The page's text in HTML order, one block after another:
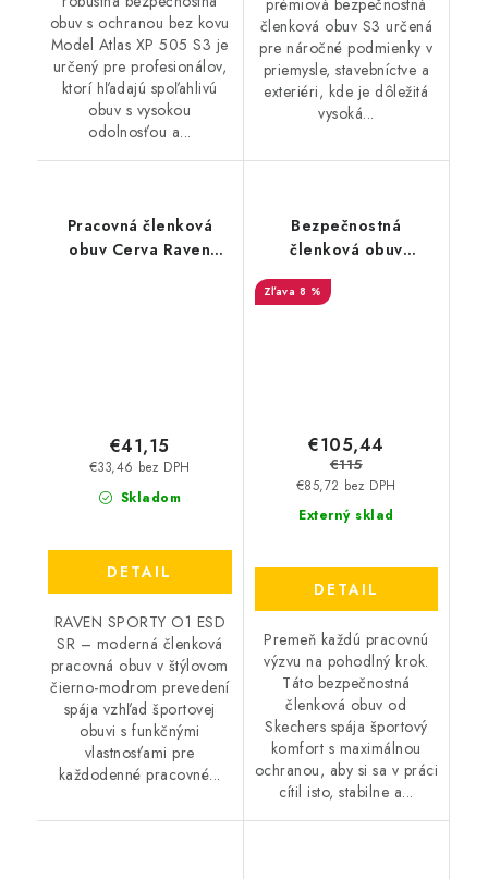
obuv s ochranou bez kovu
Model Atlas XP 505 S3 je
určený pre profesionálov,
ktorí hľadajú spoľahlivú
obuv s vysokou
odolnosťou a...
prémiová bezpečnostná
členková obuv S3 určená
pre náročné podmienky v
priemysle, stavebníctve a
exteriéri, kde je dôležitá
vysoká...
Pracovná členková
obuv Cerva Raven
Skladom
€33,46 bez DPH
€41,15
DETAIL
RAVEN SPORTY O1 ESD
SR – moderná členková
pracovná obuv v štýlovom
čierno-modrom prevedení
spája vzhľad športovej
obuvi s funkčnými
vlastnosťami pre
každodenné pracovné...
Bezpečnostná
členková obuv
Skechers - Skechers
Pending Trophus S3
8 %
Externý sklad
€85,72 bez DPH
€105,44
€115
DETAIL
Premeň každú pracovnú
výzvu na pohodlný krok.
Táto bezpečnostná
členková obuv od
Skechers spája športový
komfort s maximálnou
ochranou, aby si sa v práci
cítil isto, stabilne a...